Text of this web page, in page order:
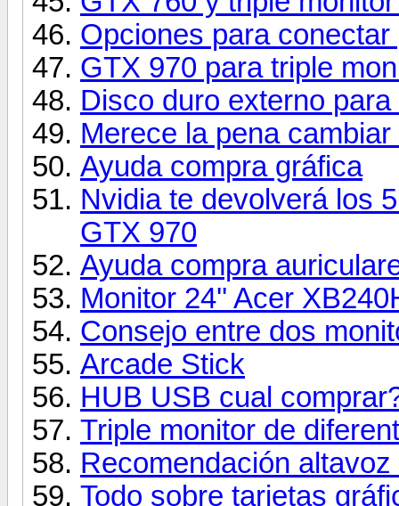
Opciones para
GTX 970 para triple
Disco duro externo
Merece la pena
Ayuda compra gráfica
Nvidia te devolverá los
GTX 970
Ayuda compra
Monitor 24'' Acer
Consejo entre dos
Arcade Stick
HUB USB cual
Triple monitor de
Recomendación
Todo sobre tarjetas